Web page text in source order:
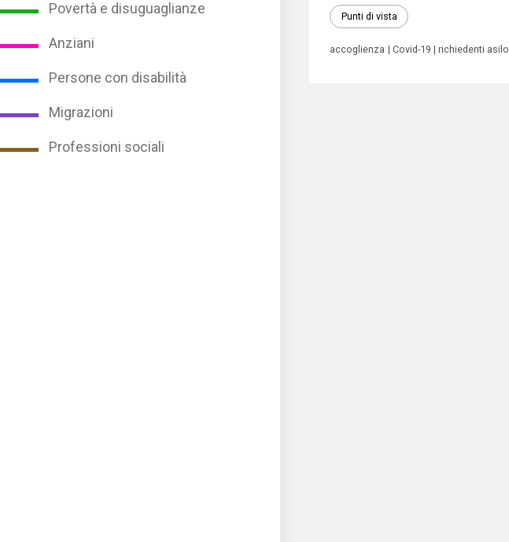
Povertà e disuguaglianze
Anziani
Persone con disabilità
Migrazioni
Professioni sociali
Punti di vista
accoglienza Covid-19 richiedenti asilo